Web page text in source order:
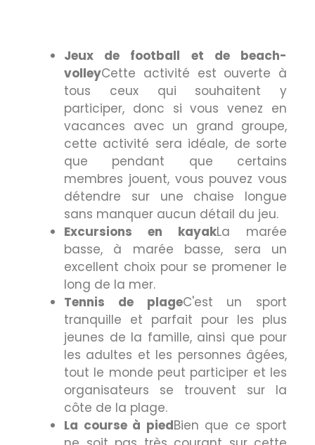
Jeux de football et de beach-
volleyCette activité est ouverte à
tous ceux qui souhaitent y
participer, donc si vous venez en
vacances avec un grand groupe,
cette activité sera idéale, de sorte
que pendant que certains
membres jouent, vous pouvez vous
détendre sur une chaise longue
sans manquer aucun détail du jeu.
Excursions en kayakLa marée
basse, à marée basse, sera un
excellent choix pour se promener le
long de la mer.
Tennis de plageC'est un sport
tranquille et parfait pour les plus
jeunes de la famille, ainsi que pour
les adultes et les personnes âgées,
tout le monde peut participer et les
organisateurs se trouvent sur la
côte de la plage.
La course à piedBien que ce sport